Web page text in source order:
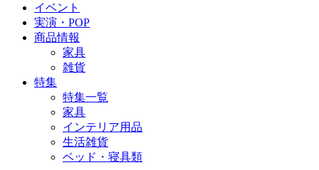
イベント
実演・POP
商品情報
家具
雑貨
特集
特集一覧
家具
インテリア用品
生活雑貨
ベッド・寝具類